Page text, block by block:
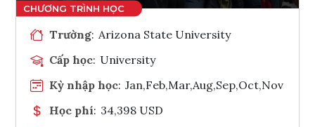
Trường: Arizona State University
Cấp học: University
Kỳ nhập học: Jan,Feb,Mar,Aug,Sep,Oct,Nov
Học phí: 34,398 USD